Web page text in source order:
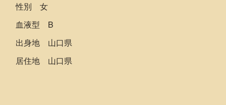
性別 女
血液型 B
出身地 山口県
居住地 山口県